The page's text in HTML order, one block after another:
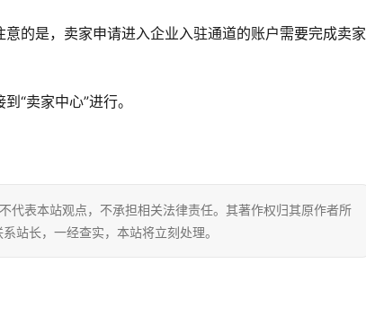
的是，卖家申请进入企业入驻通道的账户需要完成卖家
“卖家中心”进行。
代表本站观点，不承担相关法律责任。其著作权归其原作者所
站长，一经查实，本站将立刻处理。